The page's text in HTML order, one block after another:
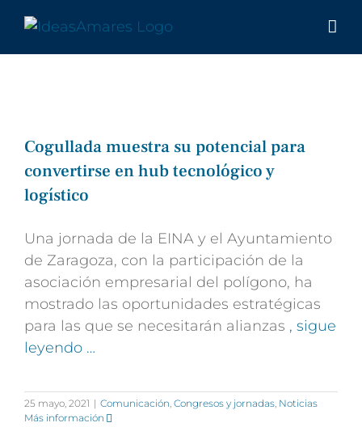
contenido
Cogullada muestra su potencial para
convertirse en hub tecnológico y
logístico
Una jornada de la EINA y el Ayuntamiento
de Zaragoza, con la participación de la
asociación empresarial del polígono, ha
mostrado las oportunidades estratégicas
para las que se necesitarán alianzas , sigue
leyendo …
25 mayo, 2021 | Comunicación, Congresos y jornadas, Noticias
Más información